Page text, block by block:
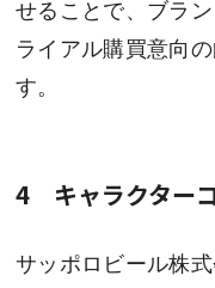
せることで、ブラ
ライアル購買意向
す。
4 キャラクター
サッポロビール株